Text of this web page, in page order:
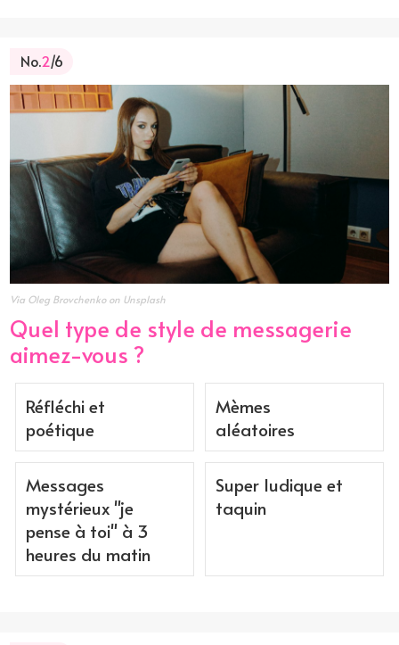
No.2/6
Via Oleg Brovchenko on Unsplash
Quel type de style de messagerie
aimez-vous ?
Réfléchi et
poétique
Mèmes
aléatoires
Messages
mystérieux "je
pense à toi" à 3
heures du matin
Super ludique et
taquin